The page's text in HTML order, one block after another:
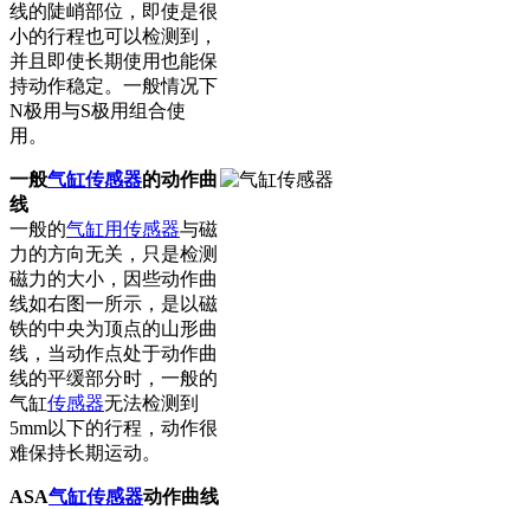
线的陡峭部位，即使是很
小的行程也可以检测到，
并且即使长期使用也能保
持动作稳定。一般情况下
N极用与S极用组合使
用。
一般气缸传感器的动作曲
线
一般的气缸用传感器与磁
力的方向无关，只是检测
磁力的大小，因些动作曲
线如右图一所示，是以磁
铁的中央为顶点的山形曲
线，当动作点处于动作曲
线的平缓部分时，一般的
气缸传感器无法检测到
5mm以下的行程，动作很
难保持长期运动。
ASA气缸传感器动作曲线